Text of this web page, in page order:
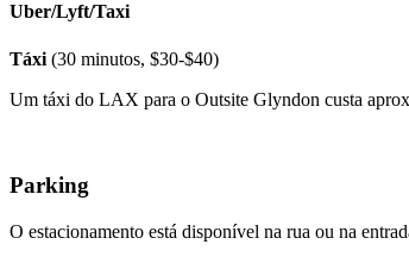
Uber/Lyft/Taxi
Táxi (30 minutos, $30-$40)
Um táxi do LAX para o Outsite Glyndon custa
Parking
O estacionamento está disponível na rua ou na